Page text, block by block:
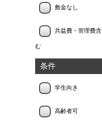
敷金なし
共益費・管理費含
む
条件
学生向き
高齢者可